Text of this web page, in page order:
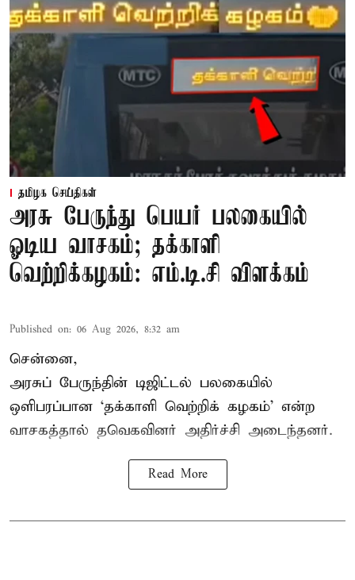
தமிழக செய்திகள்
அரசு பேருந்து பெயர் பலகையில்
ஓடிய வாசகம்; தக்காளி
வெற்றிக்கழகம்: எம்.டி.சி விளக்கம்
Published on: 06 Aug 2026, 8:32 am
சென்னை,
அரசுப் பேருந்தின் டிஜிட்டல் பலகையில்
ஒளிபரப்பான ‘தக்காளி வெற்றிக் கழகம்’ என்ற
வாசகத்தால் தவெகவினர் அதிர்ச்சி அடைந்தனர்.
Read More